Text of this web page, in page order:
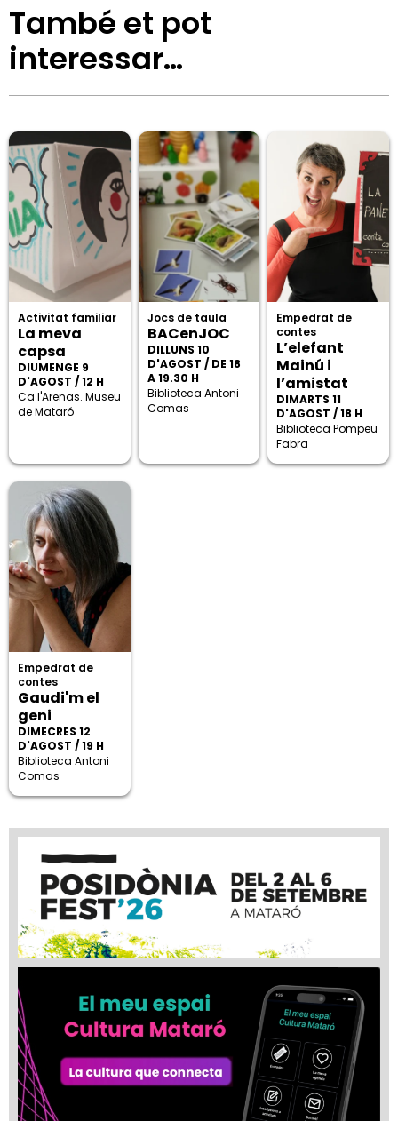
També et pot
interessar…
Activitat familiar
La meva
capsa
DIUMENGE 9
D'AGOST / 12 H
Ca l'Arenas. Museu
de Mataró
Jocs de taula
BACenJOC
DILLUNS 10
D'AGOST / DE 18
A 19.30 H
Biblioteca Antoni
Comas
Empedrat de
contes
L’elefant
Mainú i
l’amistat
DIMARTS 11
D'AGOST / 18 H
Biblioteca Pompeu
Fabra
Empedrat de
contes
Gaudi'm el
geni
DIMECRES 12
D'AGOST / 19 H
Biblioteca Antoni
Comas